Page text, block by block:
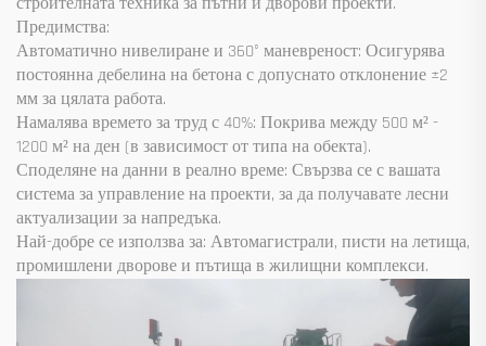
Предимства:
Автоматично нивелиране и 360° маневреност: Осигурява
постоянна дебелина на бетона с допуснато отклонение ±2
мм за цялата работа.
Намалява времето за труд с 40%: Покрива между 500 м² -
1200 м² на ден (в зависимост от типа на обекта).
Споделяне на данни в реално време: Свързва се с вашата
система за управление на проекти, за да получавате лесни
актуализации за напредъка.
Най-добре се използва за: Автомагистрали, писти на летища,
промишлени дворове и пътища в жилищни комплекси.